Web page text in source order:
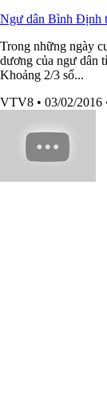
Ngư dân Bình Định
Trong những ngày
dương của ngư dân
Khoảng 2/3 số...
VTV8 • 03/02/2016